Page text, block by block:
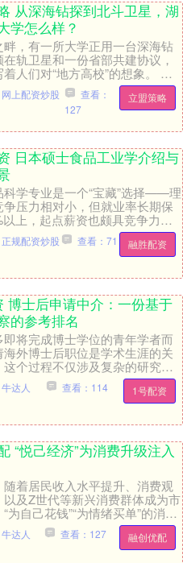
从深海钻探到北斗卫星，湖
学怎么样？
畔，有一所大学正用一台深海钻
轨卫星和一份省部共建协议，
人们对“地方高校”的想象。 这
“时代楷模”万步炎教授，他的团队
立盟策略
上配资炒股
查看：
127
日本硕士食品工业学介绍与
科学专业是一个“宝藏”选择——理
争压力相对小，但就业率长期保
上，起点薪资也颇具竞争力。
度践行“医食同源”理念，尤其在功
融胜配资
规配资炒股 查看：71
博士后申请中介：一份基于
的参考排名
即将完成博士学位的青年学者而
海外博士后职位是学术生涯的关
个过程不仅涉及复杂的研究方
更考验信息获取和资源对接的能
这种需求....
1号配资
达人 查看：114
“悦己经济”为消费升级注入
着居民收入水平提升、消费观
以及Z世代等新兴消费群体成为市
为自己花钱”“为情绪买单”的消费
强化，推动“悦己经济”从小众赛道
融创优配
达人 查看：127